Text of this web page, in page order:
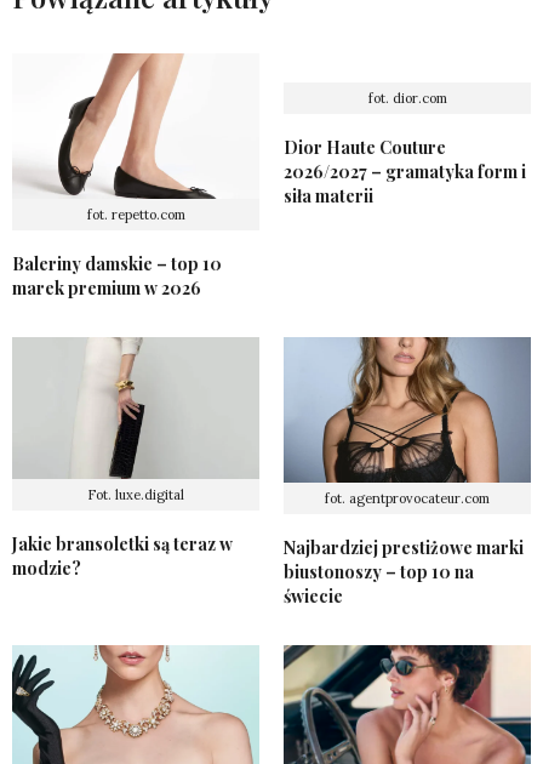
fot. repetto.com
Baleriny damskie – top 10
marek premium w 2026
fot. dior.com
Dior Haute Couture
2026/2027 – gramatyka form i
siła materii
Fot. luxe.digital
Jakie bransoletki są teraz w
modzie?
fot. agentprovocateur.com
Najbardziej prestiżowe marki
biustonoszy – top 10 na
świecie